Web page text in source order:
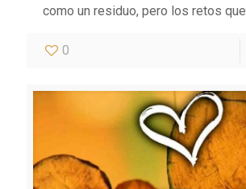
como un residuo, pero los retos que
0